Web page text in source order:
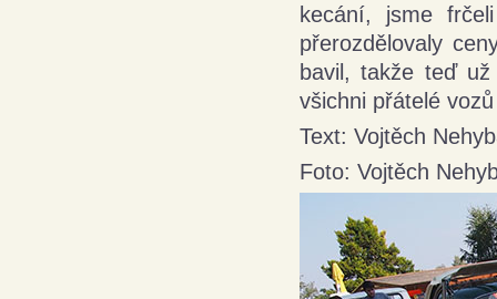
kecání, jsme
přerozdělovaly
bavil, takže teď
všichni přátelé
Text: Vojtěch
Foto: Vojtěch